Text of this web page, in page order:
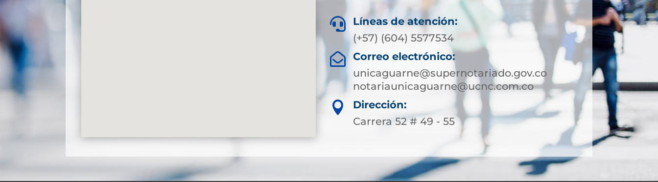

Líneas de atención:
(+57) (604) 5577534

Correo electrónico:
unicaguarne@supernotariado.gov.co
notariaunicaguarne@ucnc.com.co

Dirección:
Carrera 52 # 49 - 55